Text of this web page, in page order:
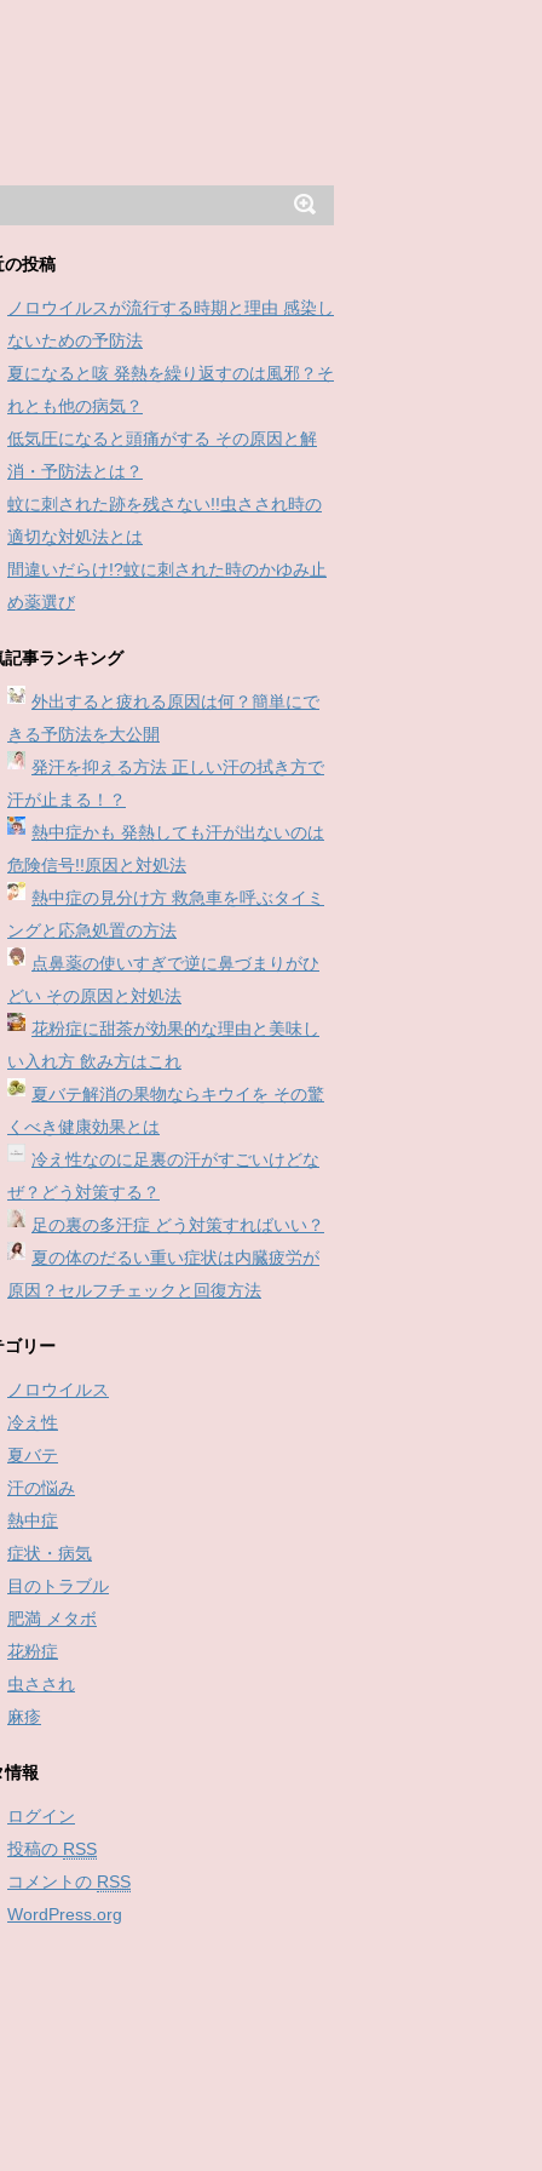
の投稿
ノロウイルスが流行する時期と理由 感染し
ないための予防法
夏になると咳 発熱を繰り返すのは風邪？そ
れとも他の病気？
低気圧になると頭痛がする その原因と解
消・予防法とは？
蚊に刺された跡を残さない!!虫さされ時の
適切な対処法とは
間違いだらけ!?蚊に刺された時のかゆみ止
め薬選び
記事ランキング
外出すると疲れる原因は何？簡単にで
きる予防法を大公開
発汗を抑える方法 正しい汗の拭き方で
汗が止まる！？
熱中症かも 発熱しても汗が出ないのは
危険信号!!原因と対処法
熱中症の見分け方 救急車を呼ぶタイミ
ングと応急処置の方法
点鼻薬の使いすぎで逆に鼻づまりがひ
どい その原因と対処法
花粉症に甜茶が効果的な理由と美味し
い入れ方 飲み方はこれ
夏バテ解消の果物ならキウイを その驚
くべき健康効果とは
冷え性なのに足裏の汗がすごいけどな
ぜ？どう対策する？
足の裏の多汗症 どう対策すればいい？
夏の体のだるい重い症状は内臓疲労が
原因？セルフチェックと回復方法
ゴリー
ノロウイルス
冷え性
夏バテ
汗の悩み
熱中症
症状・病気
目のトラブル
肥満 メタボ
花粉症
虫さされ
麻疹
情報
ログイン
投稿の RSS
コメントの RSS
WordPress.org